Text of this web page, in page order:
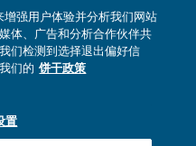
中打开
口中打开
将在新窗口中打开
主页将在新窗口中打开
主页将在新窗口中打开
将在新窗口中打开
强用户体验并分析我们网站
体、广告和分析合作伙伴共
们检测到选择退出偏好信
们的 饼干政策
置